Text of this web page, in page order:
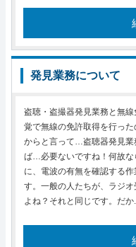
発見業務について
盗聴・盗撮器発見業務と無
覚で無線の免許取得を行っ
からと言って…盗聴器発見業
ば…必要ないですね！何故な
に、電波の有無を確認する
す。一般の人たちが、ラジ
よね？それと同じです。だか